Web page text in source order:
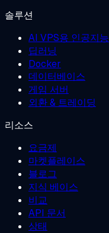
솔루션
AI VPS용 인공지능
딥러닝
Docker
데이터베이스
게임 서버
외환 & 트레이딩
리소스
요금제
마켓플레이스
블로그
지식 베이스
비교
API 문서
상태